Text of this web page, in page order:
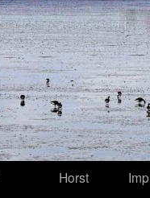
Horst